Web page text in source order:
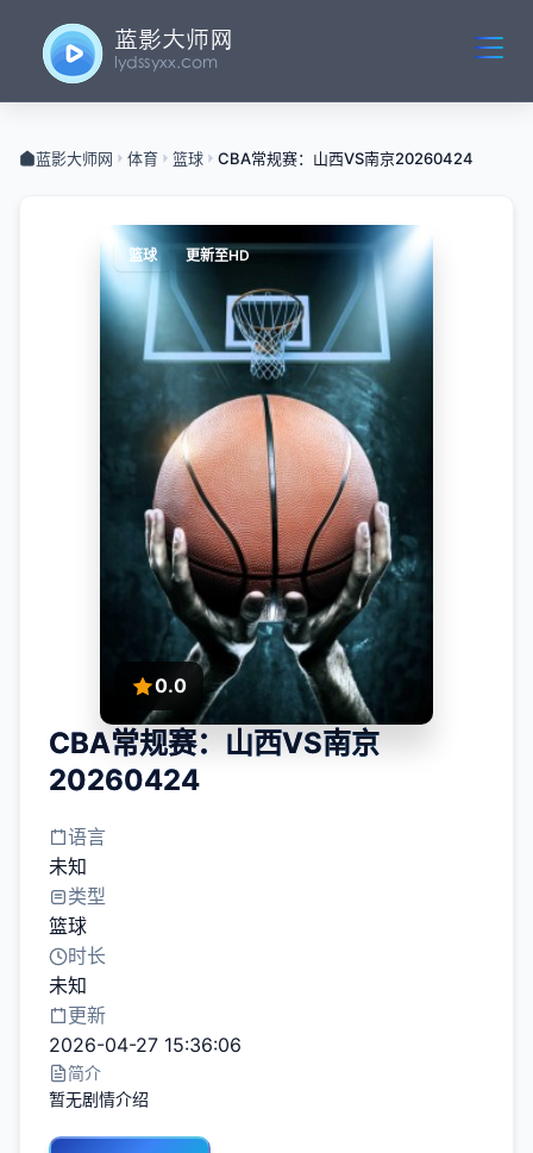
蓝影大师网 体育 篮球 CBA常规赛：山西VS南京20260424
篮球 更新至HD
0.0
CBA常规赛：山西VS南京
20260424
语言
未知
类型
篮球
时长
未知
更新
2026-04-27 15:36:06
简介
暂无剧情介绍